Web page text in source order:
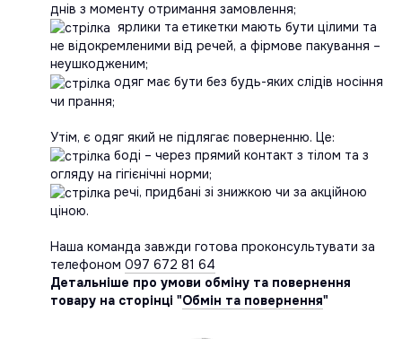
днів з моменту отримання замовлення;
ярлики та етикетки мають бути цілими та
не відокремленими від речей, а фірмове пакування –
неушкодженим;
одяг має бути без будь-яких слідів носіння
чи прання;
Утім, є одяг який не підлягає поверненню. Це:
боді – через прямий контакт з тілом та з
огляду на гігієнічні норми;
речі, придбані зі знижкою чи за акційною
ціною.
Наша команда завжди готова проконсультувати за
телефоном 097 672 81 64
Детальніше про умови обміну та повернення
товару на сторінці "Обмін та повернення"